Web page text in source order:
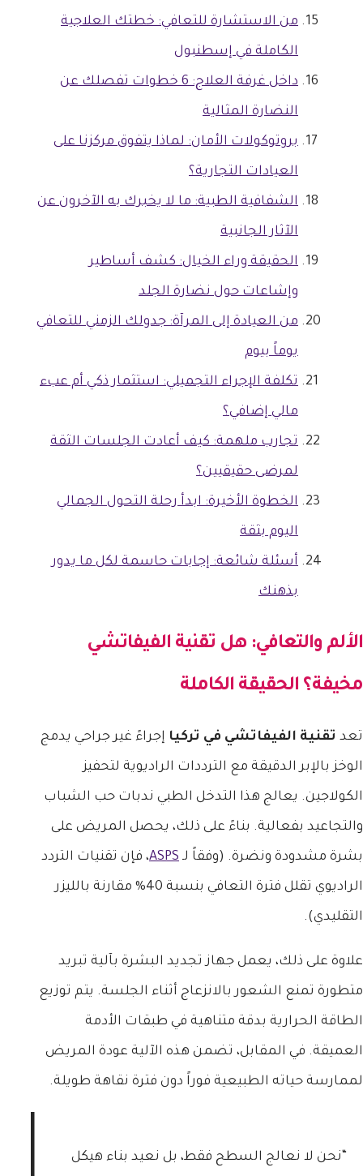
من الاستشارة للتعافي: خطتك العلاجية
الكاملة في إسطنبول
داخل غرفة العلاج: 6 خطوات تفصلك عن
النضارة المثالية
بروتوكولات الأمان: لماذا يتفوق مركزنا على
العيادات التجارية؟
الشفافية الطبية: ما لا يخبرك به الآخرون عن
الآثار الجانبية
الحقيقة وراء الخيال: كشف أساطير
وإشاعات حول نضارة الجلد
من العيادة إلى المرآة: جدولك الزمني للتعافي
يوماً بيوم
تكلفة الإجراء التجميلي: استثمار ذكي أم عبء
مالي إضافي؟
تجارب ملهمة: كيف أعادت الجلسات الثقة
لمرضى حقيقيين؟
الخطوة الأخيرة: ابدأ رحلة التحول الجمالي
اليوم بثقة
أسئلة شائعة: إجابات حاسمة لكل ما يدور
بذهنك
الألم والتعافي: هل تقنية الفيفاتشي
مخيفة؟ الحقيقة الكاملة
تعد تقنية الفيفاتشي في تركيا إجراءً غير جراحي يدمج
الوخز بالإبر الدقيقة مع الترددات الراديوية لتحفيز
الكولاجين. يعالج هذا التدخل الطبي ندبات حب الشباب
والتجاعيد بفعالية. بناءً على ذلك، يحصل المريض على
بشرة مشدودة ونضرة. (وفقاً لـ ASPS، فإن تقنيات التردد
الراديوي تقلل فترة التعافي بنسبة 40% مقارنة بالليزر
التقليدي).
علاوة على ذلك، يعمل جهاز تجديد البشرة بآلية تبريد
متطورة تمنع الشعور بالانزعاج أثناء الجلسة. يتم توزيع
الطاقة الحرارية بدقة متناهية في طبقات الأدمة
العميقة. في المقابل، تضمن هذه الآلية عودة المريض
لممارسة حياته الطبيعية فوراً دون فترة نقاهة طويلة.
“نحن لا نعالج السطح فقط، بل نعيد بناء هيكل